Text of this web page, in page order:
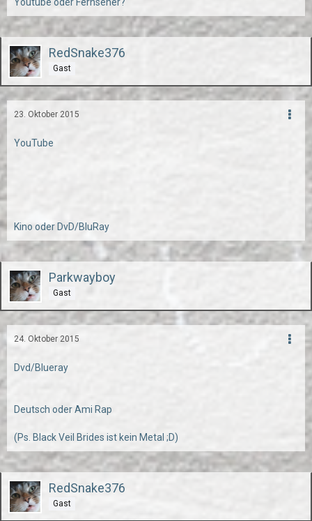
RedSnake376
Gast
23. Oktober 2015
YouTube
Kino oder DvD/BluRay
Parkwayboy
Gast
24. Oktober 2015
Dvd/Blueray
Deutsch oder Ami Rap
(Ps. Black Veil Brides ist kein Metal ;D)
RedSnake376
Gast